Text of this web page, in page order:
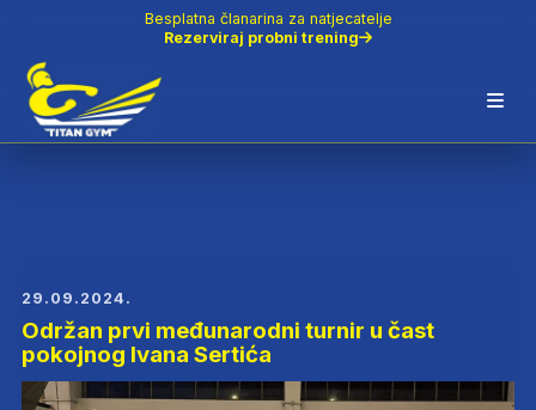
Besplatna članarina za natjecatelje
Rezerviraj probni trening
29.09.2024.
Održan prvi međunarodni turnir u čast
pokojnog Ivana Sertića